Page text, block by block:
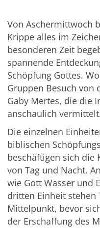
Von Aschermittwoch
Krippe alles im
besonderen Zeit
spannende
Schöpfung Gottes.
Gruppen Besuch von
Gaby Mertes, die die
anschaulich
Die einzelnen
biblischen
beschäftigen sich die
von Tag und Nacht.
wie Gott Wasser und
dritten Einheit stehen
Mittelpunkt, bevor
der Erschaffung des